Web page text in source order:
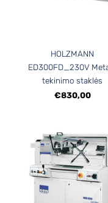
HOLZMANN
ED300FD_230V
tekinimo staklės
€830,00